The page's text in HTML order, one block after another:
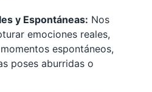
y Espontáneas: Nos
emociones reales,
espontáneos,
poses aburridas o